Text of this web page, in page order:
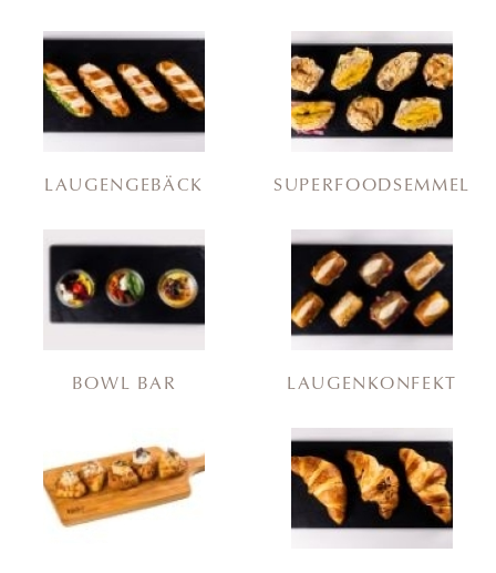
LAUGENGEBÄCK SUPERFOODSEMMEL
BOWL BAR LAUGENKONFEKT